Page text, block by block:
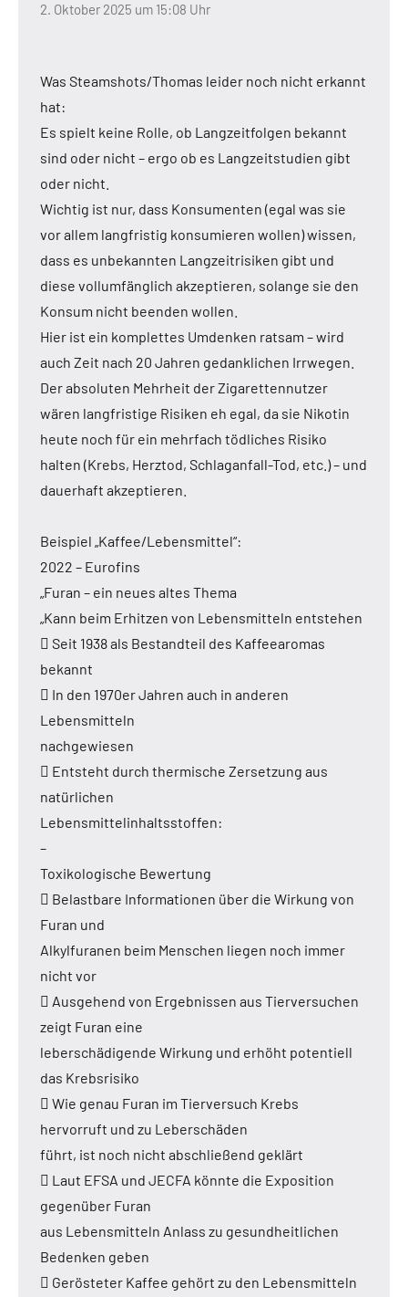
2. Oktober 2025 um 15:08 Uhr
Was Steamshots/Thomas leider noch nicht erkannt
hat:
Es spielt keine Rolle, ob Langzeitfolgen bekannt
sind oder nicht – ergo ob es Langzeitstudien gibt
oder nicht.
Wichtig ist nur, dass Konsumenten (egal was sie
vor allem langfristig konsumieren wollen) wissen,
dass es unbekannten Langzeitrisiken gibt und
diese vollumfänglich akzeptieren, solange sie den
Konsum nicht beenden wollen.
Hier ist ein komplettes Umdenken ratsam – wird
auch Zeit nach 20 Jahren gedanklichen Irrwegen.
Der absoluten Mehrheit der Zigarettennutzer
wären langfristige Risiken eh egal, da sie Nikotin
heute noch für ein mehrfach tödliches Risiko
halten (Krebs, Herztod, Schlaganfall-Tod, etc.) – und
dauerhaft akzeptieren.
Beispiel „Kaffee/Lebensmittel“:
2022 – Eurofins
„Furan – ein neues altes Thema
„Kann beim Erhitzen von Lebensmitteln entstehen
 Seit 1938 als Bestandteil des Kaffeearomas
bekannt
 In den 1970er Jahren auch in anderen
Lebensmitteln
nachgewiesen
 Entsteht durch thermische Zersetzung aus
natürlichen
Lebensmittelinhaltsstoffen:
–
Toxikologische Bewertung
 Belastbare Informationen über die Wirkung von
Furan und
Alkylfuranen beim Menschen liegen noch immer
nicht vor
 Ausgehend von Ergebnissen aus Tierversuchen
zeigt Furan eine
leberschädigende Wirkung und erhöht potentiell
das Krebsrisiko
 Wie genau Furan im Tierversuch Krebs
hervorruft und zu Leberschäden
führt, ist noch nicht abschließend geklärt
 Laut EFSA und JECFA könnte die Exposition
gegenüber Furan
aus Lebensmitteln Anlass zu gesundheitlichen
Bedenken geben
 Gerösteter Kaffee gehört zu den Lebensmitteln